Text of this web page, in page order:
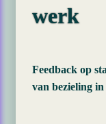
werk
Feedback op
van bezieling